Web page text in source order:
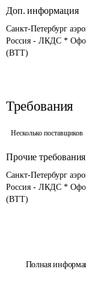
Полная
Доп. информация
Санкт-Петербург
Россия - ЛКДС *
(ВТТ)
Требования
Несколько поставщиков
Прочие требования
Санкт-Петербург
Россия - ЛКДС *
(ВТТ)